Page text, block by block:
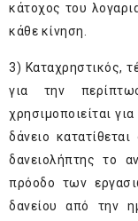
κάτοχος του
κάθε κίνηση.
3) Καταχρηστικός,
για την
χρησιμοποιείται
δάνειο
δανειολήπτης το
πρόοδο των
δανείου από την